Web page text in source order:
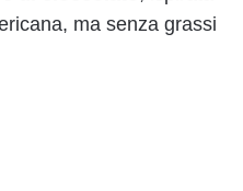
ma senza grassi